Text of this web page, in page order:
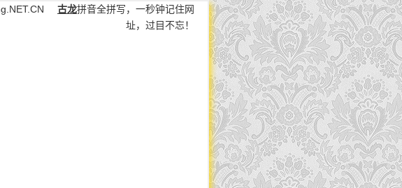
古龙拼音全拼写，一秒钟记住网
址，过目不忘！